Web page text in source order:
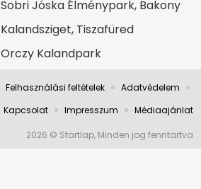
Sobri Jóska Élménypark, Bakony
Kalandsziget, Tiszafüred
Orczy Kalandpark
Felhasználási feltételek
Adatvédelem
Kapcsolat
Impresszum Médiaajánlat
2026 © Startlap, Minden jog fenntartva